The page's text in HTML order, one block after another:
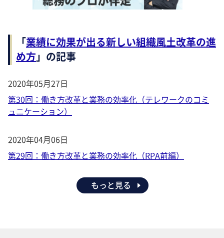
「業績に効果が出る新しい組織風土改革の進
め方」の記事
2020年05月27日
第30回：働き方改革と業務の効率化（テレワークのコミ
ュニケーション）
2020年04月06日
第29回：働き方改革と業務の効率化（RPA前編）
もっと見る